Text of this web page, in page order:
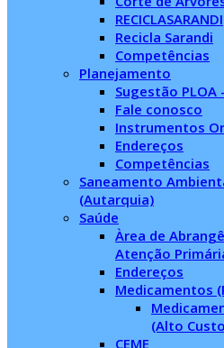
RECICLASARANDI
Recicla Sarandi
Competências
Planejamento
Sugestão PLOA
Fale conosco
Instrumentos
Endereços
Competências
Saneamento
(Autarquia)
Saúde
Àrea de
Atenção
Endereços
Medicamentos
(Alto
CEME